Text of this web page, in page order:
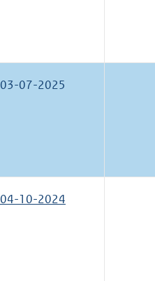
03-07-2025
04-10-2024